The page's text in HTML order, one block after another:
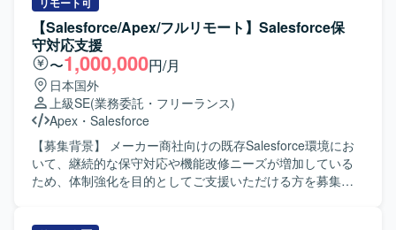
【Salesforce/Apex/フルリモート】Salesforce保
守対応支援
〜1,000,000円/月
日本国外
上級SE(業務委託・フリーランス)
Apex ・ Salesforce
【募集背景】 メーカー商社向けの既存Salesforce環境にお
いて、継続的な保守対応や機能改修ニーズが増加している
ため、体制強化を目的としてご支援いただける方を募集し